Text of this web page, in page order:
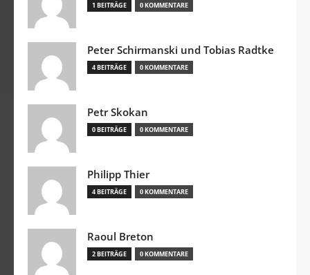
1 BEITRÄGE 0 KOMMENTARE
Peter Schirmanski und Tobias Radtke
4 BEITRÄGE 0 KOMMENTARE
Petr Skokan
0 BEITRÄGE 0 KOMMENTARE
Philipp Thier
4 BEITRÄGE 0 KOMMENTARE
Raoul Breton
2 BEITRÄGE 0 KOMMENTARE